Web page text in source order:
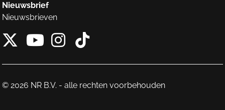
Nieuwsbrief
Nieuwsbrieven
X van NieuwRechts
Instagram van
Tiktok van
© 2026 NR B.V. - alle rechten voorbehouden